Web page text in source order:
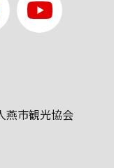
燕市観光協会